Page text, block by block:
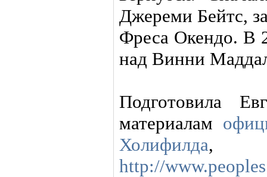
Джереми Бейтс,
Фреса Окендо. В
над Винни
Подготовила
материалам
Холифилда,
http://